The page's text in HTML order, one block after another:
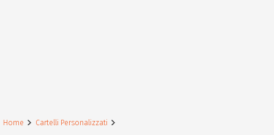
Home Cartelli Personalizzati